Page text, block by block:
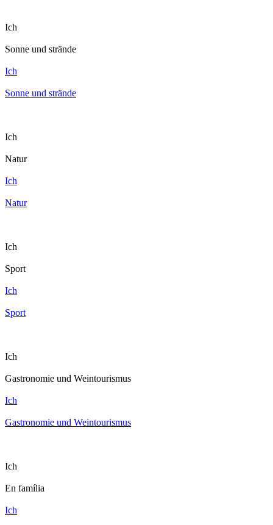
Ich
Sonne und strände
Ich
Sonne und strände
Ich
Natur
Ich
Natur
Ich
Sport
Ich
Sport
Ich
Gastronomie und Weintourismus
Ich
Gastronomie und Weintourismus
Ich
En família
Ich